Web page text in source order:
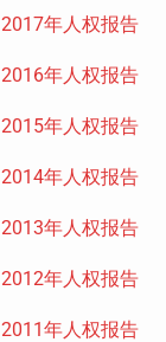
2017年人权报告
2016年人权报告
2015年人权报告
2014年人权报告
2013年人权报告
2012年人权报告
2011年人权报告